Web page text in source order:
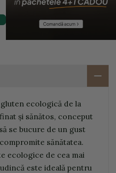
ecologică de la
și sănătos, conceput
se bucure de un gust
sănătatea.
ecologice de cea mai
este ideală pentru